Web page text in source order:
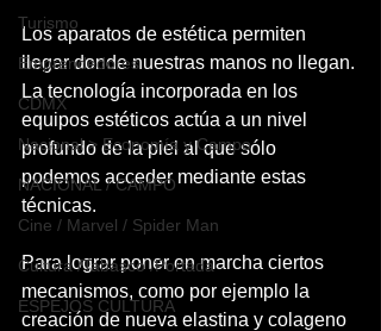
Turismo
Emprendedores
CDMX
Nacional > Economía y Campo
NACIONAL / CAMPO
Cine / Marvel / Spider Man
Cultura /Tabasco /Portada
ESPEJOS CULTURA
Los aparatos de estética permiten
llegar donde nuestras manos no llegan.
La tecnología incorporada en los
equipos estéticos actúa a un nivel
profundo de la piel al que sólo
podemos acceder mediante estas
técnicas.
Para lograr poner en marcha ciertos
mecanismos, como por ejemplo la
creación de nueva elastina y colageno